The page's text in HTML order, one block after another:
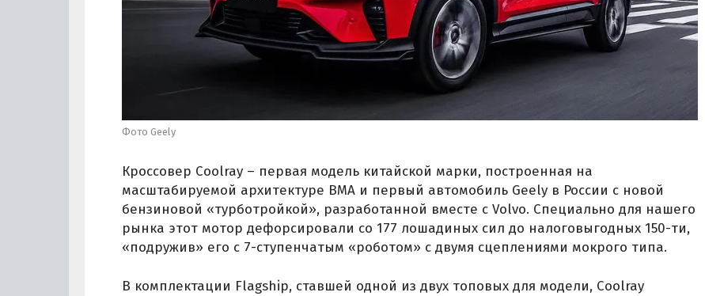
Фото Geely
Кроссовер Coolray – первая модель китайской марки, построенная на
масштабируемой архитектуре BMA и первый автомобиль Geely в России с новой
бензиновой «турботройкой», разработанной вместе с Volvo. Специально для нашего
рынка этот мотор дефорсировали со 177 лошадиных сил до налоговыгодных 150-ти,
«подружив» его с 7-ступенчатым «роботом» с двумя сцеплениями мокрого типа.
В комплектации Flagship, ставшей одной из двух топовых для модели, Coolray